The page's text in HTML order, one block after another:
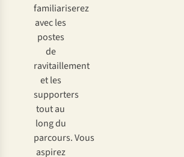
familiariserez
avec les
postes
de
ravitaillement
et les
supporters
tout au
long du
parcours. Vous
aspirez